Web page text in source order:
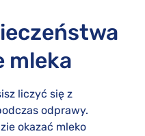
mleka
liczyć się z
odprawy.
okazać mleko